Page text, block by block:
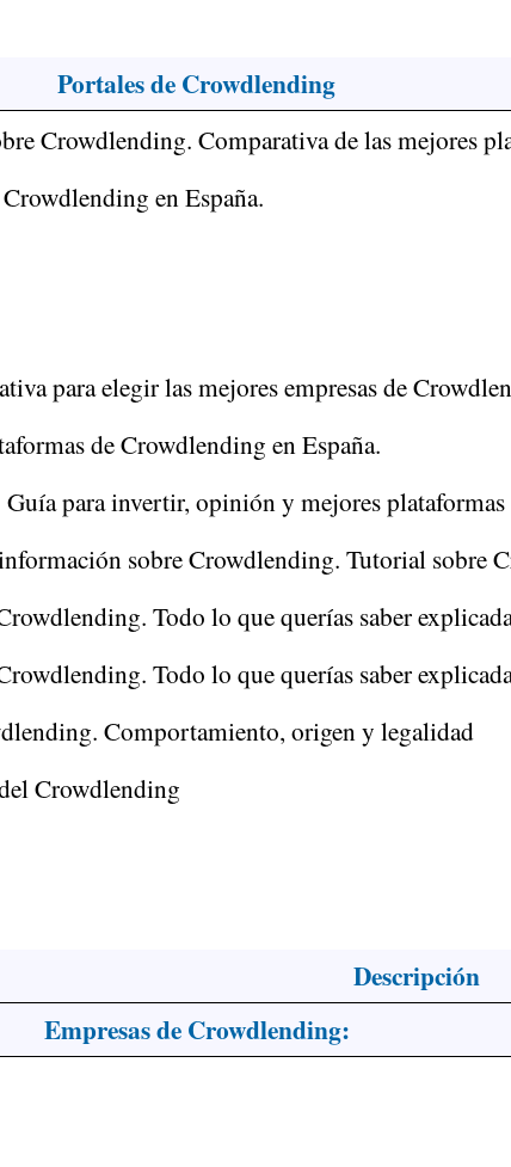
Portales de Crowdlending
Crowdlending. Comparativa de las mejores
en España.
para elegir las mejores empresas de
de Crowdlending en España.
para invertir, opinión y mejores plataformas
sobre Crowdlending. Tutorial sobre
Todo lo que querías saber
Todo lo que querías saber
Comportamiento, origen y legalidad
Crowdlending
Descripción
Empresas de Crowdlending: